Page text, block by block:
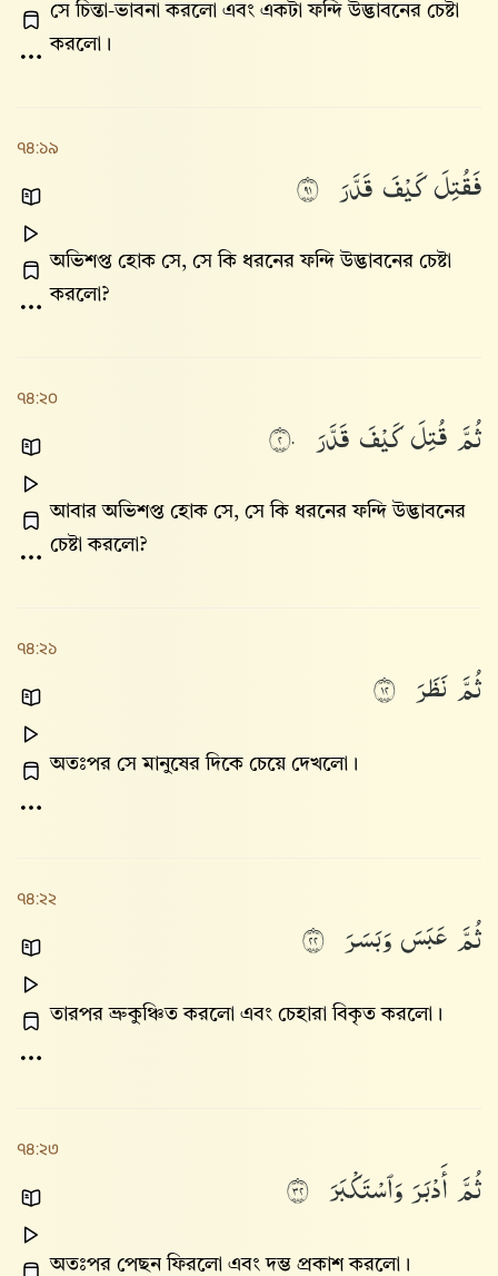
সে চিন্তা-ভাবনা করলো এবং একটা ফন্দি উদ্ভাবনের চেষ্টা
করলো।
৭৪:১৯
فَقُتِلَكَيْفَقَدَّرَ ١٩
অভিশপ্ত হোক সে, সে কি ধরনের ফন্দি উদ্ভাবনের চেষ্টা
করলো?
৭৪:২০
ثُمَّقُتِلَكَيْفَقَدَّرَ ٢٠
আবার অভিশপ্ত হোক সে, সে কি ধরনের ফন্দি উদ্ভাবনের
চেষ্টা করলো?
৭৪:২১
ثُمَّنَظَرَ ٢١
অতঃপর সে মানুষের দিকে চেয়ে দেখলো।
৭৪:২২
ثُمَّعَبَسَوَبَسَرَ ٢٢
তারপর ভ্রুকুঞ্চিত করলো এবং চেহারা বিকৃত করলো।
৭৪:২৩
ثُمَّأَدْبَرَوَٱسْتَكْبَرَ ٢٣
অতঃপর পেছন ফিরলো এবং দম্ভ প্রকাশ করলো।